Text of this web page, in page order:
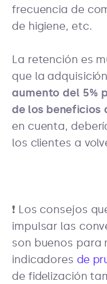
frecuencia de
de higiene, etc.
La retención es
que la
aumento del 5%
de los beneficios
en cuenta,
los clientes a
❗ Los consejos
impulsar las
son buenos para
indicadores de
de fidelización